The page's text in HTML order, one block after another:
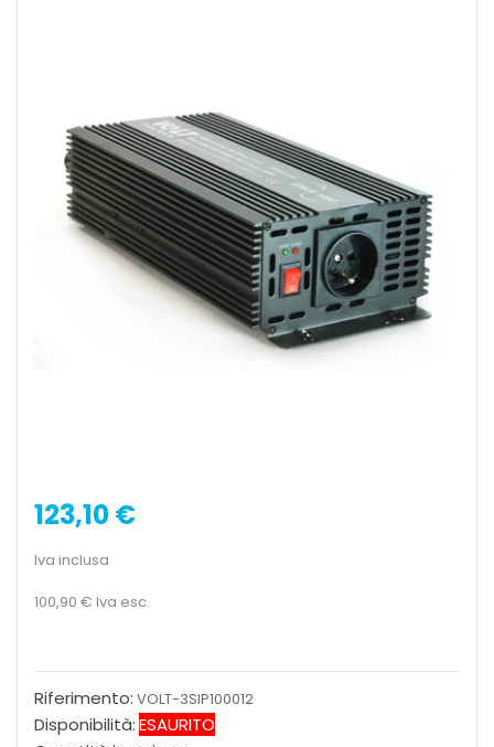
123,10 €
Iva inclusa
100,90 € Iva esc.
Riferimento: VOLT-3SIP100012
Disponibilità:ESAURITO